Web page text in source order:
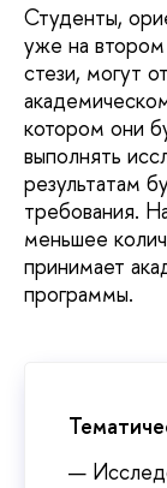
Студенты,
уже на
стези, могут
котором они
выполнять
результатам
требования.
меньшее
принимает
программы.
—